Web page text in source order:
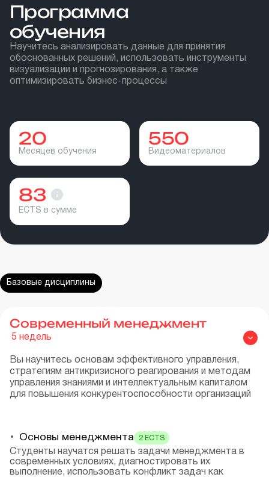
Программа
обучения
Научитесь анализировать данные для принятия
обоснованных решений, использовать инструменты
визуализации и прогнозирования, а также
оптимизировать бизнес-процессы
20
Месяцев обучения
550
Видеоматериалов
83
ECTS в сумме
Базовые дисциплины
Современный менеджмент
5 недель
Вы научитесь основам эффективного управления,
стратегиям антикризисного реагирования и методам
управления знаниями и интеллектуальным капиталом
для повышения конкурентоспособности организаций
Основы менеджмента 2 ECTS
Студенты научатся решать задачи менеджмента в
современных условиях, диагностировать их
выполнение, использовать конфликт задач как